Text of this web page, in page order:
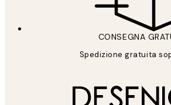
CONSEGNA
Spedizione gratuita